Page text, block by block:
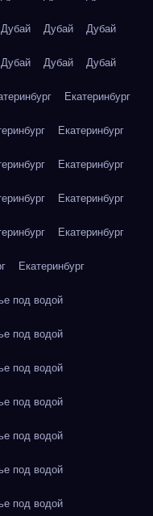
Дубай Дубай Дубай
Дубай Дубай Дубай
Екатеринбург
Екатеринбург
Екатеринбург
Екатеринбург
Екатеринбург
Екатеринбург
под водой
под водой
под водой
под водой
под водой
под водой
под водой